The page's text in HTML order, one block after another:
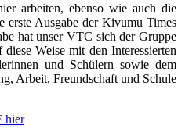
arbeiten, ebenso wie auch die
Ausgabe der Kivumu Times
hat unser VTC sich der Gruppe
Weise mit den Interessierten
und Schülern sowie dem
Arbeit, Freundschaft und Schule
hier